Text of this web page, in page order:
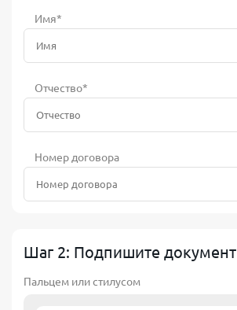
Имя*
Отчество*
Номер договора
Шаг 2: Подпишите документ
Пальцем или стилусом